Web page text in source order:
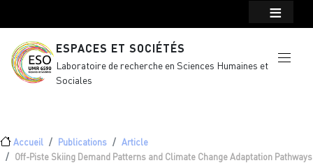
ESPACES ET SOCIÉTÉS
Laboratoire de recherche en Sciences Humaines et
Sociales
Fil d'Ariane
Accueil Publications
Article
Off-Piste Skiing Demand Patterns and Climate Change Adaptation Pathways